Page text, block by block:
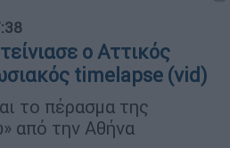
ο Αττικός
timelapse (vid)
το πέρασμα της
από την Αθήνα